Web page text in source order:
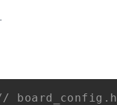
board_config.h